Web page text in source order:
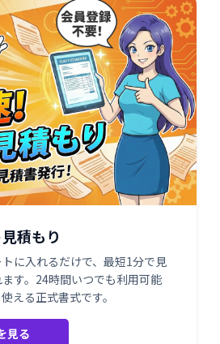
積もり
に入れるだけで、最短1分で見
す。24時間いつでも利用可能
える正式書式です。
見る